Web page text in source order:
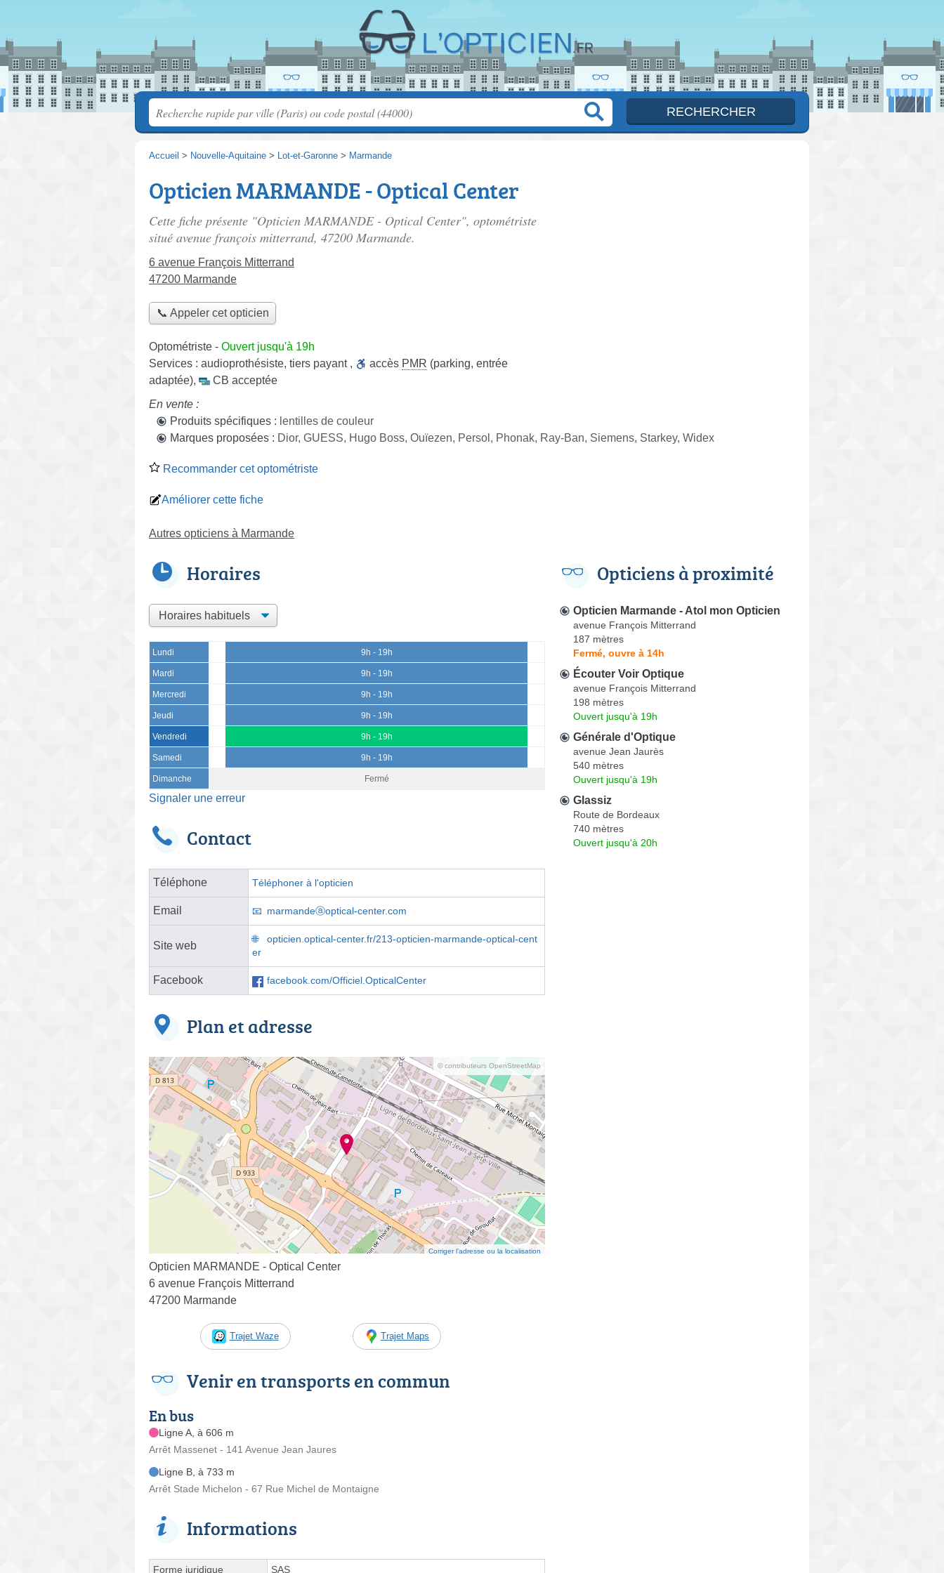
Accueil > Nouvelle-Aquitaine > Lot-et-Garonne > Marmande
Opticien MARMANDE - Optical Center
Cette fiche présente "Opticien MARMANDE - Optical Center", optométriste
situé avenue françois mitterrand, 47200 Marmande.
6 avenue François Mitterrand
47200 Marmande
📞 Appeler cet opticien
Optométriste - Ouvert jusqu'à 19h
Services : audioprothésiste, tiers payant , accès PMR (parking, entrée
adaptée),
CB acceptée
En vente :
Produits spécifiques : lentilles de couleur
Marques proposées : Dior, GUESS, Hugo Boss, Ouïezen, Persol, Phonak, Ray-Ban, Siemens, Starkey, Widex
Recommander cet optométriste
Améliorer cette fiche
Autres opticiens à Marmande
Horaires
Lundi 9h - 19h
Mardi 9h - 19h
Mercredi 9h - 19h
Jeudi 9h - 19h
Vendredi 9h - 19h
Samedi 9h - 19h
Dimanche Fermé
Signaler une erreur
Contact
Téléphone Téléphoner à l'opticien
Email marmandeⓐoptical-center.com
Site web
opticien.optical-center.fr/213-opticien-marmande-optical-cent
er
Facebook facebook.com/Officiel.OpticalCenter
Plan et adresse
© contributeurs OpenStreetMap
Corriger l’adresse ou la localisation
Opticien MARMANDE - Optical Center
6 avenue François Mitterrand
47200 Marmande
Trajet Waze Trajet Maps
Venir en transports en commun
En bus
Ligne A, à 606 m
Arrêt Massenet - 141 Avenue Jean Jaures
Ligne B, à 733 m
Arrêt Stade Michelon - 67 Rue Michel de Montaigne
Informations
Forme juridique SAS
Opticiens à proximité
Opticien Marmande - Atol mon Opticien
avenue François Mitterrand
187 mètres
Fermé, ouvre à 14h
Écouter Voir Optique
avenue François Mitterrand
198 mètres
Ouvert jusqu'à 19h
Générale d'Optique
avenue Jean Jaurès
540 mètres
Ouvert jusqu'à 19h
Glassiz
Route de Bordeaux
740 mètres
Ouvert jusqu'à 20h